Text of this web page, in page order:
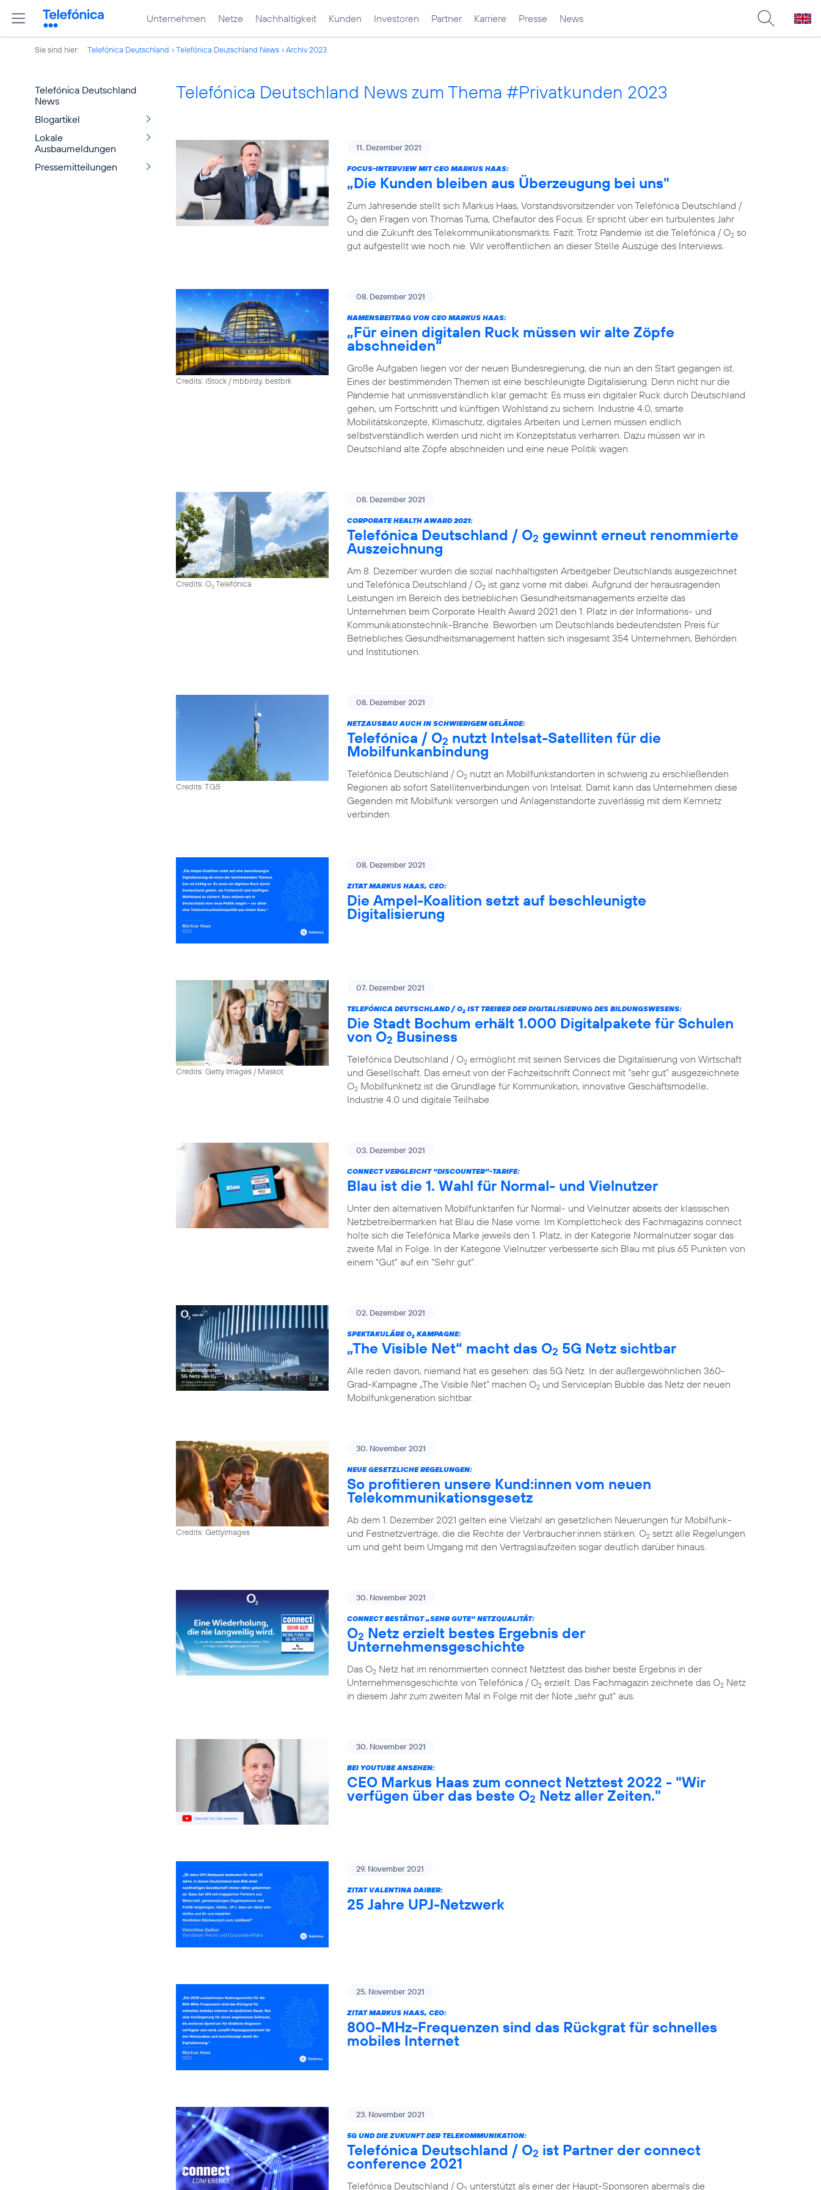
Unternehmen Netze Nachhaltigkeit Kunden Investoren Partner Karriere Presse News
Sie sind hier: Telefónica Deutschland Telefónica Deutschland News Archiv 2023
Telefónica Deutschland
News
Blogartikel
Lokale
Ausbaumeldungen
Pressemitteilungen
Telefónica Deutschland News zum Thema #Privatkunden 2023
11. Dezember 2021
FOCUS-INTERVIEW MIT CEO MARKUS HAAS:
„Die Kunden bleiben aus Überzeugung bei uns"
Zum Jahresende stellt sich Markus Haas, Vorstandsvorsitzender von Telefónica Deutschland /
O2 den Fragen von Thomas Tuma, Chefautor des Focus. Er spricht über ein turbulentes Jahr
und die Zukunft des Telekommunikationsmarkts. Fazit: Trotz Pandemie ist die Telefónica / O2 so
gut aufgestellt wie noch nie. Wir veröffentlichen an dieser Stelle Auszüge des Interviews.
Credits: iStock / mbbirdy, bestbrk
08. Dezember 2021
NAMENSBEITRAG VON CEO MARKUS HAAS:
„Für einen digitalen Ruck müssen wir alte Zöpfe
abschneiden“
Große Aufgaben liegen vor der neuen Bundesregierung, die nun an den Start gegangen ist.
Eines der bestimmenden Themen ist eine beschleunigte Digitalisierung. Denn nicht nur die
Pandemie hat unmissverständlich klar gemacht: Es muss ein digitaler Ruck durch Deutschland
gehen, um Fortschritt und künftigen Wohlstand zu sichern. Industrie 4.0, smarte
Mobilitätskonzepte, Klimaschutz, digitales Arbeiten und Lernen müssen endlich
selbstverständlich werden und nicht im Konzeptstatus verharren. Dazu müssen wir in
Deutschland alte Zöpfe abschneiden und eine neue Politik wagen.
Credits: O2Telefónica
08. Dezember 2021
CORPORATE HEALTH AWARD 2021:
Telefónica Deutschland / O2 gewinnt erneut renommierte
Auszeichnung
Am 8. Dezember wurden die sozial nachhaltigsten Arbeitgeber Deutschlands ausgezeichnet
und Telefónica Deutschland / O2 ist ganz vorne mit dabei. Aufgrund der herausragenden
Leistungen im Bereich des betrieblichen Gesundheitsmanagements erzielte das
Unternehmen beim Corporate Health Award 2021 den 1. Platz in der Informations- und
Kommunikationstechnik-Branche. Beworben um Deutschlands bedeutendsten Preis für
Betriebliches Gesundheitsmanagement hatten sich insgesamt 354 Unternehmen, Behörden
und Institutionen.
Credits: TGS
08. Dezember 2021
NETZAUSBAU AUCH IN SCHWIERIGEM GELÄNDE:
Telefónica / O2 nutzt Intelsat-Satelliten für die
Mobilfunkanbindung
Telefónica Deutschland / O2 nutzt an Mobilfunkstandorten in schwierig zu erschließenden
Regionen ab sofort Satellitenverbindungen von Intelsat. Damit kann das Unternehmen diese
Gegenden mit Mobilfunk versorgen und Anlagenstandorte zuverlässig mit dem Kernnetz
verbinden.
08. Dezember 2021
ZITAT MARKUS HAAS, CEO:
Die Ampel-Koalition setzt auf beschleunigte
Digitalisierung
Credits: Getty Images / Maskot
07. Dezember 2021
TELEFÓNICA DEUTSCHLAND / O2 IST TREIBER DER DIGITALISIERUNG DES BILDUNGSWESENS:
Die Stadt Bochum erhält 1.000 Digitalpakete für Schulen
von O2 Business
Telefónica Deutschland / O2 ermöglicht mit seinen Services die Digitalisierung von Wirtschaft
und Gesellschaft. Das erneut von der Fachzeitschrift Connect mit “sehr gut” ausgezeichnete
O2 Mobilfunknetz ist die Grundlage für Kommunikation, innovative Geschäftsmodelle,
Industrie 4.0 und digitale Teilhabe.
03. Dezember 2021
CONNECT VERGLEICHT “DISCOUNTER”-TARIFE:
Blau ist die 1. Wahl für Normal- und Vielnutzer
Unter den alternativen Mobilfunktarifen für Normal- und Vielnutzer abseits der klassischen
Netzbetreibermarken hat Blau die Nase vorne. Im Komplettcheck des Fachmagazins connect
holte sich die Telefónica Marke jeweils den 1. Platz, in der Kategorie Normalnutzer sogar das
zweite Mal in Folge. In der Kategorie Vielnutzer verbesserte sich Blau mit plus 65 Punkten von
einem “Gut” auf ein “Sehr gut”.
02. Dezember 2021
SPEKTAKULÄRE O2 KAMPAGNE:
„The Visible Net“ macht das O2 5G Netz sichtbar
Alle reden davon, niemand hat es gesehen: das 5G Netz. In der außergewöhnlichen 360-
Grad-Kampagne „The Visible Net“ machen O2 und Serviceplan Bubble das Netz der neuen
Mobilfunkgeneration sichtbar.
Credits: Gettyimages
30. November 2021
NEUE GESETZLICHE REGELUNGEN:
So profitieren unsere Kund:innen vom neuen
Telekommunikationsgesetz
Ab dem 1. Dezember 2021 gelten eine Vielzahl an gesetzlichen Neuerungen für Mobilfunk-
und Festnetzverträge, die die Rechte der Verbraucher:innen stärken. O2 setzt alle Regelungen
um und geht beim Umgang mit den Vertragslaufzeiten sogar deutlich darüber hinaus.
30. November 2021
CONNECT BESTÄTIGT „SEHR GUTE“ NETZQUALITÄT:
O2 Netz erzielt bestes Ergebnis der
Unternehmensgeschichte
Das O2 Netz hat im renommierten connect Netztest das bisher beste Ergebnis in der
Unternehmensgeschichte von Telefónica / O2 erzielt. Das Fachmagazin zeichnete das O2 Netz
in diesem Jahr zum zweiten Mal in Folge mit der Note „sehr gut“ aus.
30. November 2021
BEI YOUTUBE ANSEHEN:
CEO Markus Haas zum connect Netztest 2022 - "Wir
verfügen über das beste O2 Netz aller Zeiten."
29. November 2021
ZITAT VALENTINA DAIBER:
25 Jahre UPJ-Netzwerk
25. November 2021
ZITAT MARKUS HAAS, CEO:
800-MHz-Frequenzen sind das Rückgrat für schnelles
mobiles Internet
23. November 2021
5G UND DIE ZUKUNFT DER TELEKOMMUNIKATION:
Telefónica Deutschland / O2 ist Partner der connect
conference 2021
Telefónica Deutschland / O unterstützt als einer der Haupt-Sponsoren abermals die